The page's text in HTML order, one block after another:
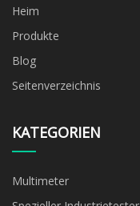
Heim
Produkte
Blog
Seitenverzeichnis
KATEGORIEN
Multimeter